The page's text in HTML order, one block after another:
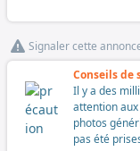
Signaler cette
Conseils de
Il y a des
attention
photos
pas été